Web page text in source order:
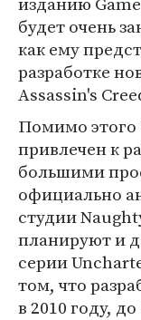
будет очень
как ему
разработке
Assassin's
Помимо этого
привлечен к
большими
официально
студии
планируют и
серии
том, что
в 2010 году,